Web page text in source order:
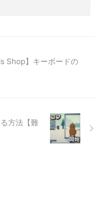
Shop】キーボードの
方法【難